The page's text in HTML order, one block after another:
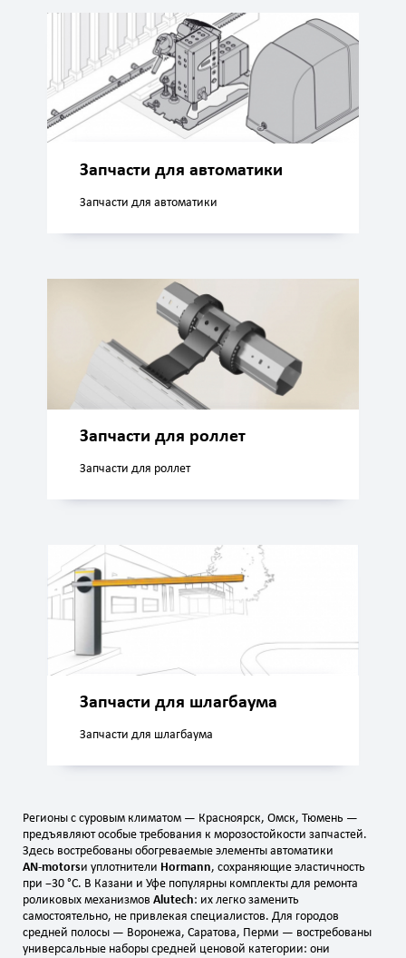
Запчасти для автоматики
Запчасти для автоматики
Запчасти для роллет
Запчасти для роллет
Запчасти для шлагбаума
Запчасти для шлагбаума
Регионы с суровым климатом — Красноярск, Омск, Тюмень —
предъявляют особые требования к морозостойкости запчастей.
Здесь востребованы обогреваемые элементы автоматики
AN‑motorsи уплотнители Hormann, сохраняющие эластичность
при −30 °C. В Казани и Уфе популярны комплекты для ремонта
роликовых механизмов Alutech: их легко заменить
самостоятельно, не привлекая специалистов. Для городов
средней полосы — Воронежа, Саратова, Перми — востребованы
универсальные наборы средней ценовой категории: они